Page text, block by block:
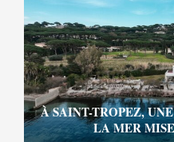
À SAINT-TROPEZ,
LA MER